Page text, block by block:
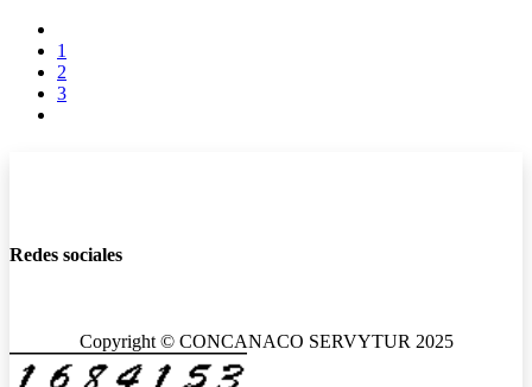
1
2
3
Redes sociales
Copyright © CONCANACO SERVYTUR 2025